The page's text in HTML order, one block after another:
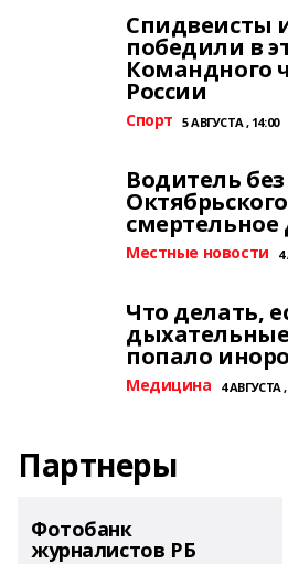
Спидвеисты
победили в
Командного
России
Спорт 5 АВГУСТА , 14:00
Водитель
Местные новости
Что делать,
попало
Медицина 4 АВГУСТА ,
Партнеры
Фотобанк
журналистов РБ